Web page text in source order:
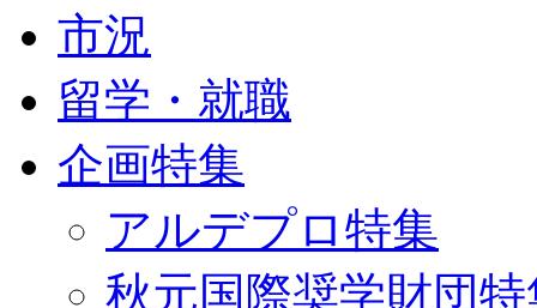
市況
留学・就職
企画特集
アルデプロ特集
秋元国際奨学財団特